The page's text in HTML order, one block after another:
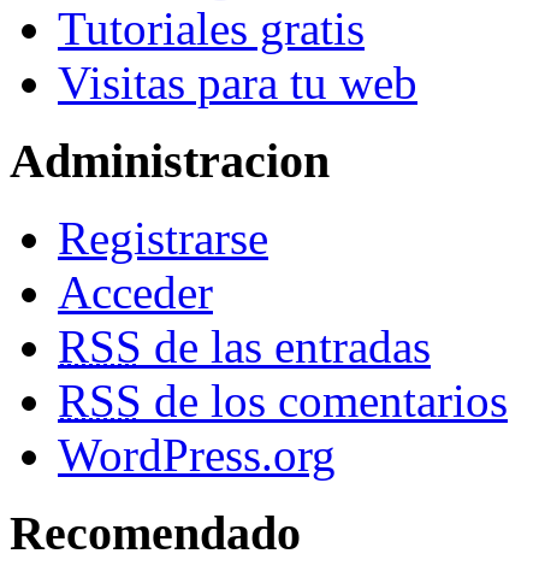
Tutoriales gratis
Visitas para tu web
Administracion
Registrarse
Acceder
RSS de las entradas
RSS de los comentarios
WordPress.org
Recomendado